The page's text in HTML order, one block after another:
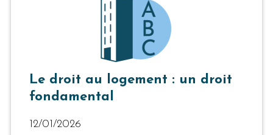
Le droit au logement : un droit
fondamental
12/01/2026